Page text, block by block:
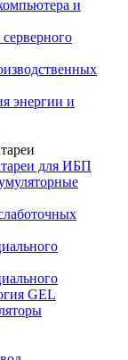
и
энергии и
для ИБП
GEL